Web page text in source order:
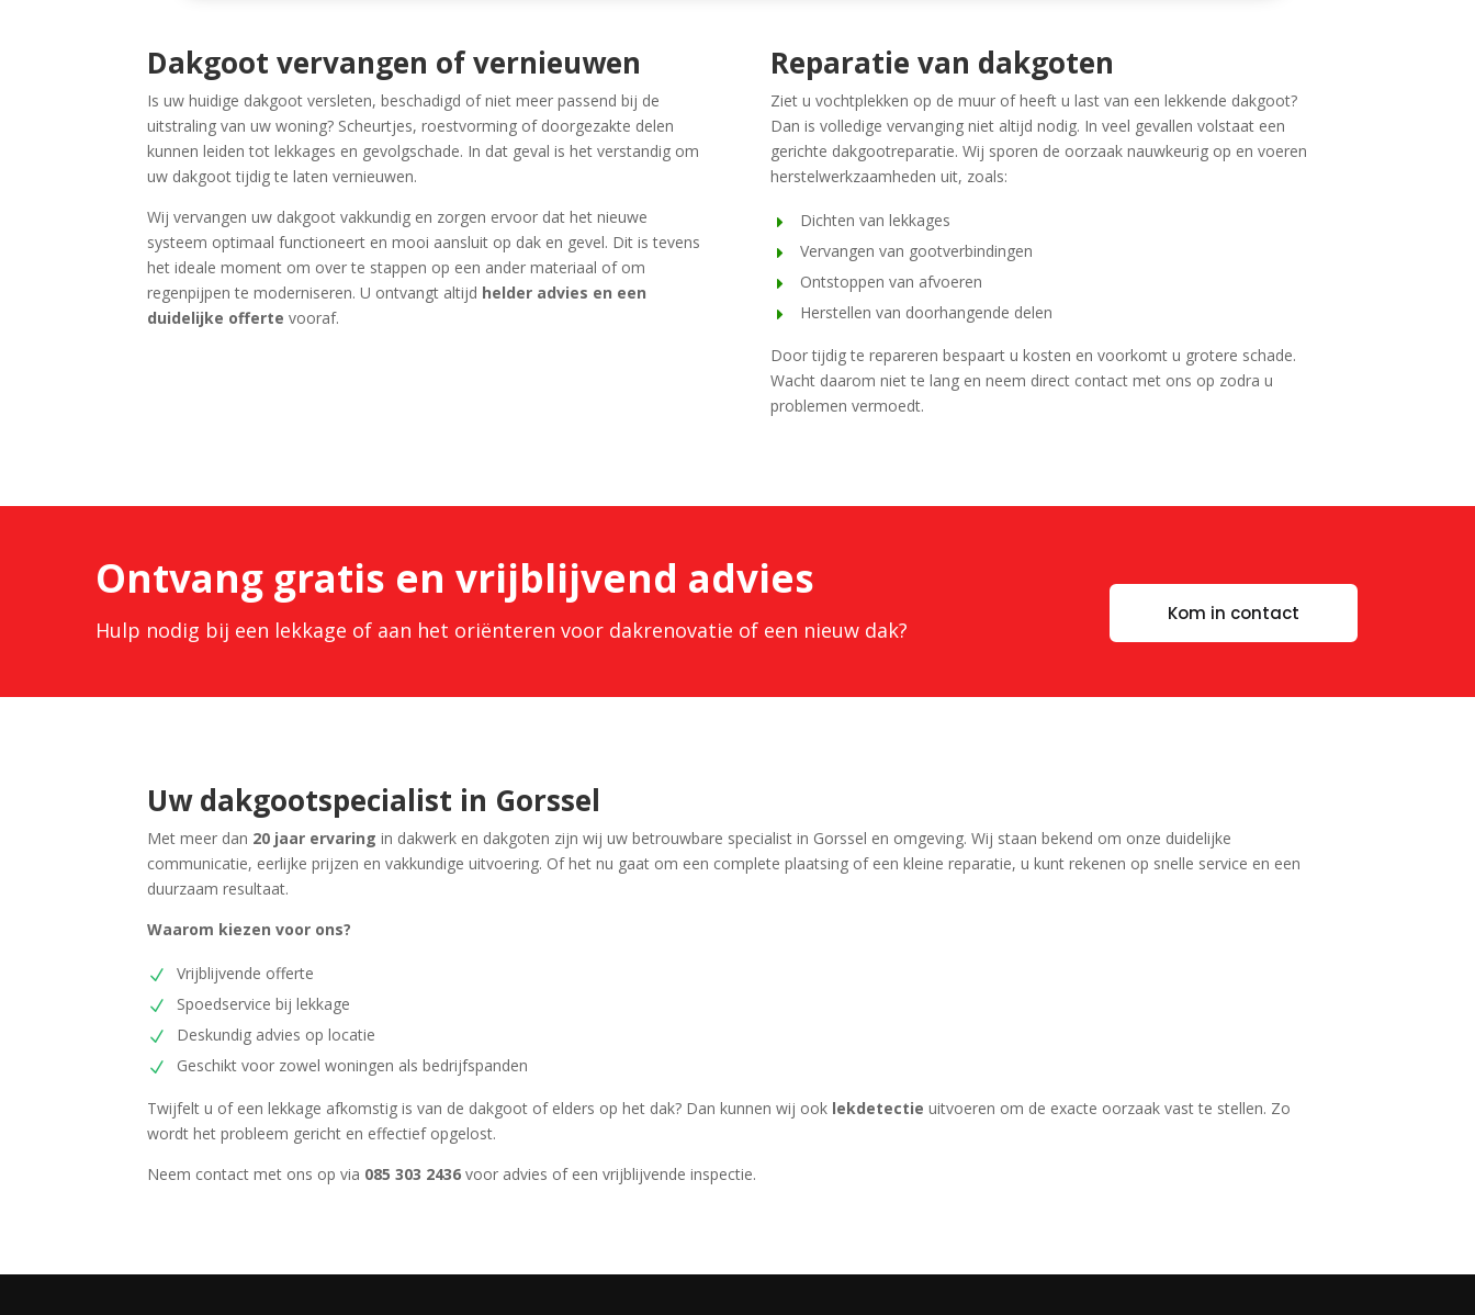
Dakgoot vervangen of vernieuwen
Is uw huidige dakgoot versleten, beschadigd of niet meer passend bij de
uitstraling van uw woning? Scheurtjes, roestvorming of doorgezakte delen
kunnen leiden tot lekkages en gevolgschade. In dat geval is het verstandig om
uw dakgoot tijdig te laten vernieuwen.
Wij vervangen uw dakgoot vakkundig en zorgen ervoor dat het nieuwe
systeem optimaal functioneert en mooi aansluit op dak en gevel. Dit is tevens
het ideale moment om over te stappen op een ander materiaal of om
regenpijpen te moderniseren. U ontvangt altijd helder advies en een
duidelijke offerte vooraf.
Reparatie van dakgoten
Ziet u vochtplekken op de muur of heeft u last van een lekkende dakgoot?
Dan is volledige vervanging niet altijd nodig. In veel gevallen volstaat een
gerichte dakgootreparatie. Wij sporen de oorzaak nauwkeurig op en voeren
herstelwerkzaamheden uit, zoals:
Dichten van lekkages
Vervangen van gootverbindingen
Ontstoppen van afvoeren
Herstellen van doorhangende delen
Door tijdig te repareren bespaart u kosten en voorkomt u grotere schade.
Wacht daarom niet te lang en neem direct contact met ons op zodra u
problemen vermoedt.
Ontvang gratis en vrijblijvend advies
Hulp nodig bij een lekkage of aan het oriënteren voor dakrenovatie of een nieuw dak?
Kom in contact
Uw dakgootspecialist in Gorssel
Met meer dan 20 jaar ervaring in dakwerk en dakgoten zijn wij uw betrouwbare specialist in Gorssel en omgeving. Wij staan bekend om onze duidelijke
communicatie, eerlijke prijzen en vakkundige uitvoering. Of het nu gaat om een complete plaatsing of een kleine reparatie, u kunt rekenen op snelle service en een
duurzaam resultaat.
Waarom kiezen voor ons?
Vrijblijvende offerte
Spoedservice bij lekkage
Deskundig advies op locatie
Geschikt voor zowel woningen als bedrijfspanden
Twijfelt u of een lekkage afkomstig is van de dakgoot of elders op het dak? Dan kunnen wij ook lekdetectie uitvoeren om de exacte oorzaak vast te stellen. Zo
wordt het probleem gericht en effectief opgelost.
Neem contact met ons op via 085 303 2436 voor advies of een vrijblijvende inspectie.